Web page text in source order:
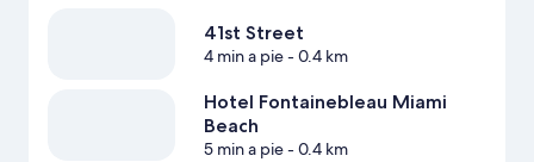
41st Street
4 min a pie- 0.4 km
Hotel Fontainebleau Miami
Beach
5 min a pie- 0.4 km